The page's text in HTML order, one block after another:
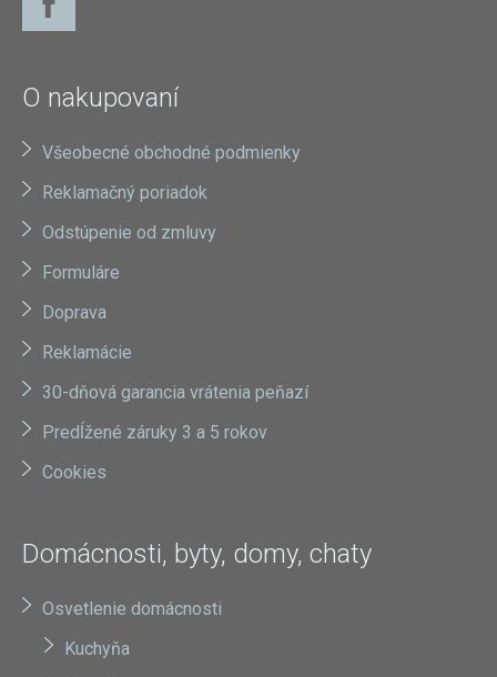
O nakupovaní
Všeobecné obchodné podmienky
Reklamačný poriadok
Odstúpenie od zmluvy
Formuláre
Doprava
Reklamácie
30-dňová garancia vrátenia peňazí
Predĺžené záruky 3 a 5 rokov
Cookies
Domácnosti, byty, domy, chaty
Osvetlenie domácnosti
Kuchyňa